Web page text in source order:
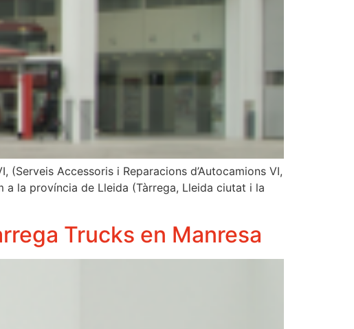
Accessoris i Reparacions d’Autocamions VI,
a la província de Lleida (Tàrrega, Lleida ciutat i la
Trucks en Manresa